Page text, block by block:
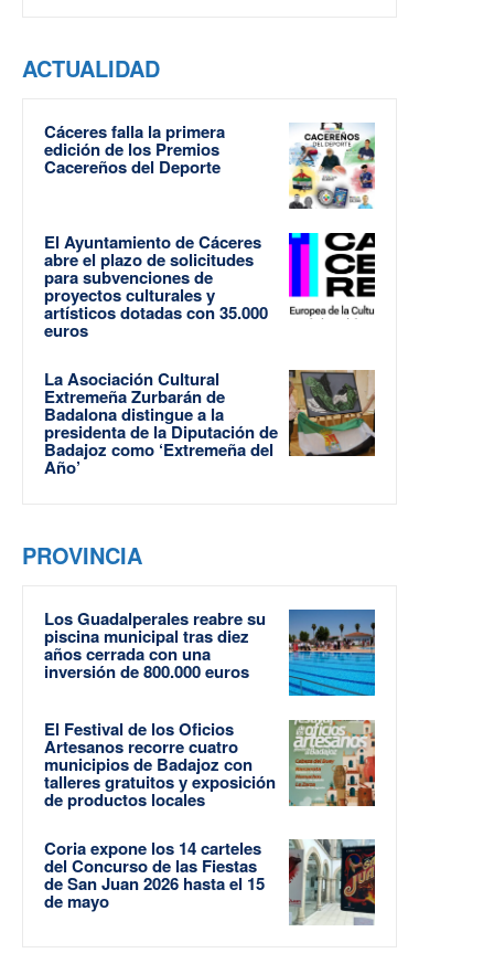
ACTUALIDAD
Cáceres falla la primera
edición de los Premios
Cacereños del Deporte
El Ayuntamiento de Cáceres
abre el plazo de solicitudes
para subvenciones de
proyectos culturales y
artísticos dotadas con 35.000
euros
La Asociación Cultural
Extremeña Zurbarán de
Badalona distingue a la
presidenta de la Diputación de
Badajoz como ‘Extremeña del
Año’
PROVINCIA
Los Guadalperales reabre su
piscina municipal tras diez
años cerrada con una
inversión de 800.000 euros
El Festival de los Oficios
Artesanos recorre cuatro
municipios de Badajoz con
talleres gratuitos y exposición
de productos locales
Coria expone los 14 carteles
del Concurso de las Fiestas
de San Juan 2026 hasta el 15
de mayo